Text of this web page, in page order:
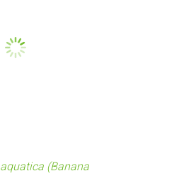
(Banana